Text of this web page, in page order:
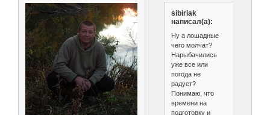
sibiriak
написал(а):
Ну а лошадные
чего молчат?
Нарыбачились
уже все или
погода не
радует?
Понимаю, что
времени на
подготовку и